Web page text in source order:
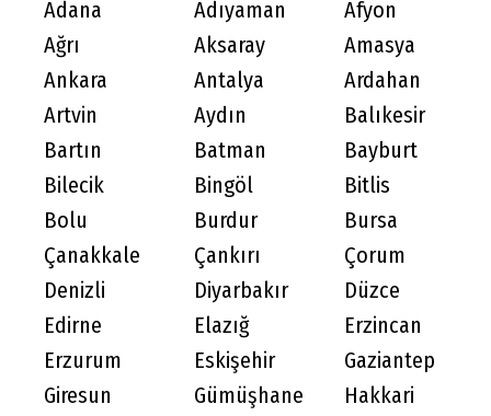
Adana Adıyaman
Afyon
Ağrı
Aksaray
Amasya
Ankara
Antalya
Ardahan
Artvin
Aydın
Balıkesir
Bartın
Batman
Bayburt
Bilecik
Bingöl
Bitlis
Bolu
Burdur
Bursa
Çanakkale
Çankırı
Çorum
Denizli
Diyarbakır
Düzce
Edirne
Elazığ
Erzincan
Erzurum
Eskişehir
Gaziantep
Giresun
Gümüşhane
Hakkari